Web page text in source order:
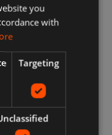
die
von den
Verkäufer können
und zusätzliche
stellen.
wenn es ein Problem
beispielsweise nicht
ist. Laut Gesetz
auch das Recht,
14 Tagen ab dem
you
with
Targeting